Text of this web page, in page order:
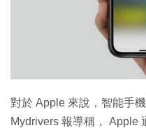
對於 Apple 來說，智能手
Mydrivers 報導稱， Apple